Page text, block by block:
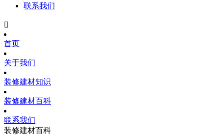
联系我们

首页
关于我们
装修建材知识
装修建材百科
联系我们
装修建材百科